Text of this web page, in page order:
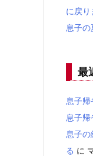
に戻り
息子の
最
息子
息子
息子
る に